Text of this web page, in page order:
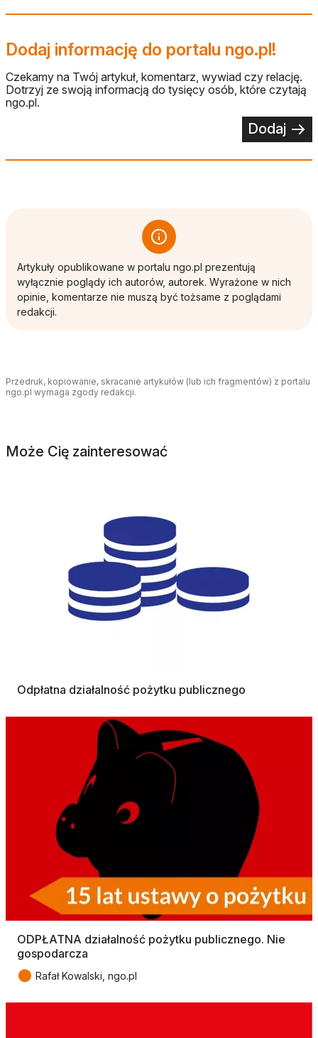
Dodaj informację do portalu ngo.pl!
Czekamy na Twój artykuł, komentarz, wywiad czy relację.
Dotrzyj ze swoją informacją do tysięcy osób, które czytają
ngo.pl.
Dodaj
Artykuły opublikowane w portalu ngo.pl prezentują
wyłącznie poglądy ich autorów, autorek. Wyrażone w nich
opinie, komentarze nie muszą być tożsame z poglądami
redakcji.
Przedruk, kopiowanie, skracanie artykułów (lub ich fragmentów) z portalu
ngo.pl wymaga zgody redakcji.
Może Cię zainteresować
Odpłatna działalność pożytku publicznego
ODPŁATNA działalność pożytku publicznego. Nie
gospodarcza
● Rafał Kowalski, ngo.pl